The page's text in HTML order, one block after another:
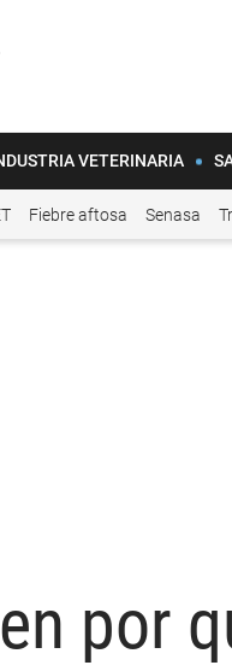
VETERINARIA
Fiebre aftosa Senasa
por